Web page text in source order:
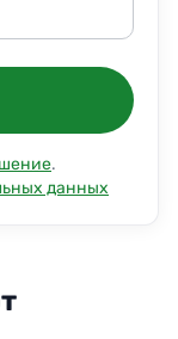
.
данных